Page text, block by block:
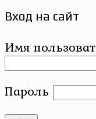
Вход на сайт
Имя
Пароль